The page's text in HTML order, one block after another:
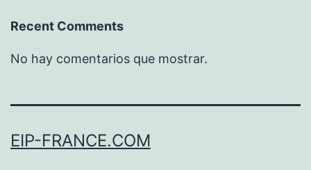
Recent Comments
No hay comentarios que mostrar.
EIP-FRANCE.COM